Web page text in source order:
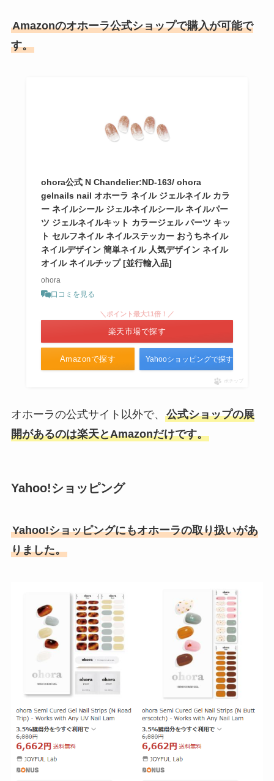
Amazonのオホーラ公式ショップで購入が可能で
す。
ohora公式 N Chandelier:ND-163/ ohora
gelnails nail オホーラ ネイル ジェルネイル カラ
ー ネイルシール ジェルネイルシール ネイルパー
ツ ジェルネイルキット カラージェル パーツ キッ
ト セルフネイル ネイルステッカー おうちネイル
ネイルデザイン 簡単ネイル 人気デザイン ネイル
オイル ネイルチップ [並行輸入品]
ohora
口コミを見る
Amazonで探す
＼ポイント最大11倍！／
楽天市場で探す
Yahooショッピングで探す
ポチップ
オホーラの公式サイト以外で、 公式ショップの展
開があるのは楽天とAmazonだけです。
Yahoo!ショッピング
Yahoo!ショッピングにもオホーラの取り扱いがあ
りました。